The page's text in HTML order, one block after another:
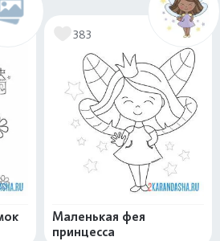
383
Маленькая фея
принцесса